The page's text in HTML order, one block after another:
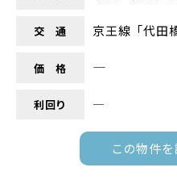
交 通 京王線「代
価 格 ―
利回り ―
この物件